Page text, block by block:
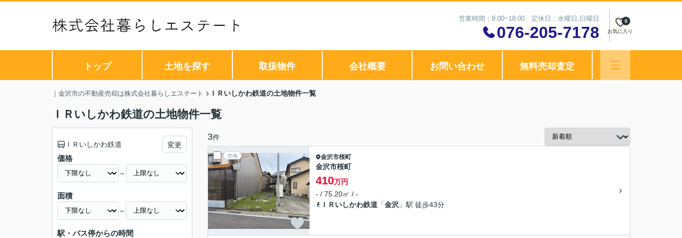
営業時間：9:00~18:00 定休日：水曜日,日曜日
076-205-7178 お気に入り
0
トップ 土地を探す 取扱物件 会社概要 お問い合わせ 無料売却査定
｜金沢市の不動産売却は株式会社暮らしエステート ＩＲいしかわ鉄道の土地物件一覧
ＩＲいしかわ鉄道の土地物件一覧
3件
売地 金沢市桜町
金沢市桜町
410万円
- / 75.20㎡ / -
ＩＲいしかわ鉄道 「金沢 」駅 徒歩43分
ＩＲいしかわ鉄道 変更
価格
～
面積
～
駅・バス停からの時間